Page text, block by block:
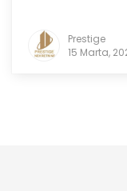
Prestige
15 Marta,